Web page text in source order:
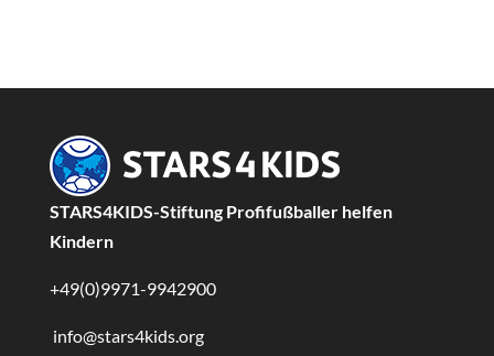
STARS4KIDS-Stiftung Profifußballer helfen
Kindern
+49(0)9971-9942900
info@stars4kids.org